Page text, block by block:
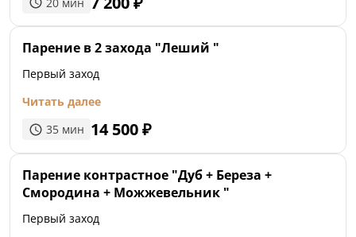
Парение в 2 захода "Леший "
Первый заход
Читать далее
35 мин 14 500₽
Парение контрастное "Дуб + Береза +
Смородина + Можжевельник "
Первый заход